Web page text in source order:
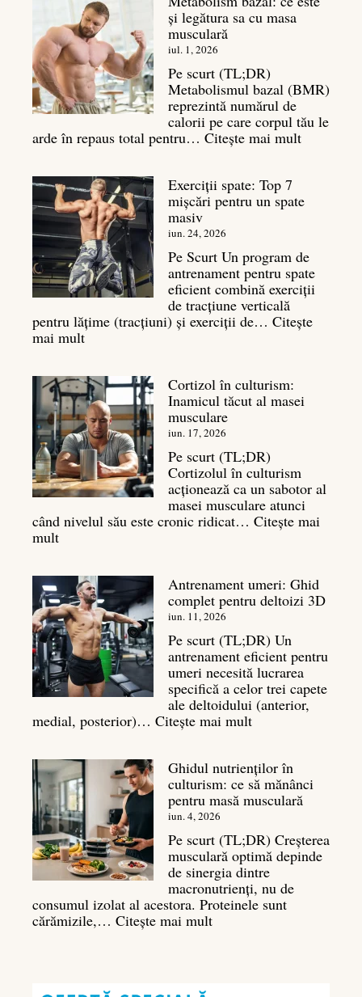
și legătura sa cu masa
musculară
iul. 1, 2026
Pe scurt (TL;DR)
Metabolismul bazal (BMR)
reprezintă numărul de
calorii pe care corpul tău le
arde în repaus total pentru… Citește mai mult:
este
sa
cu
masa
musculară
Exerciții spate: Top 7
mișcări pentru un spate
masiv
iun. 24, 2026
Pe Scurt Un program de
antrenament pentru spate
eficient combină exerciții
de tracțiune verticală
pentru lățime (tracțiuni) și exerciții de… Citește
mai mult:
Top
7
mișcări
pentru
un
spate
masiv
Cortizol în culturism:
Inamicul tăcut al masei
musculare
iun. 17, 2026
Pe scurt (TL;DR)
Cortizolul în culturism
acționează ca un sabotor al
masei musculare atunci
când nivelul său este cronic ridicat… Citește mai
mult:
culturism:
Inamicul
tăcut
al
masei
musculare
Antrenament umeri: Ghid
complet pentru deltoizi 3D
iun. 11, 2026
Pe scurt (TL;DR) Un
antrenament eficient pentru
umeri necesită lucrarea
specifică a celor trei capete
ale deltoidului (anterior,
medial, posterior)… Citește mai mult:
Ghid
complet
pentru
3D
Ghidul nutrienților în
culturism: ce să mănânci
pentru masă musculară
iun. 4, 2026
Pe scurt (TL;DR) Creșterea
musculară optimă depinde
de sinergia dintre
macronutrienți, nu de
consumul izolat al acestora. Proteinele sunt
cărămizile,… Citește mai mult: